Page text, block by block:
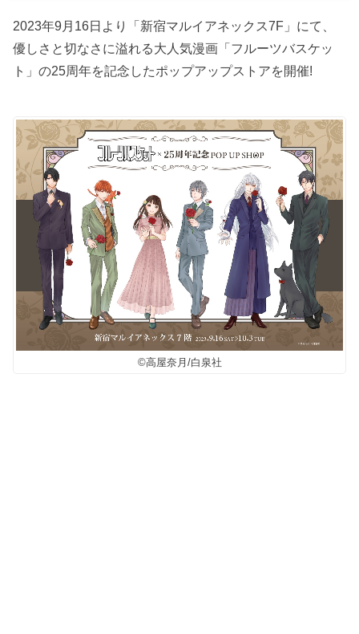
2023年9月16日より「新宿マルイアネックス7F」にて、
優しさと切なさに溢れる大人気漫画「フルーツバスケッ
ト」の25周年を記念したポップアップストアを開催!
©高屋奈月/白泉社